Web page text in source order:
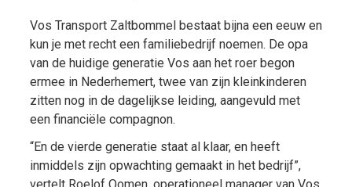
Vos Transport Zaltbommel bestaat bijna een eeuw en
kun je met recht een familiebedrijf noemen. De opa
van de huidige generatie Vos aan het roer begon
ermee in Nederhemert, twee van zijn kleinkinderen
zitten nog in de dagelijkse leiding, aangevuld met
een financiële compagnon.
“En de vierde generatie staat al klaar, en heeft
inmiddels zijn opwachting gemaakt in het bedrijf”,